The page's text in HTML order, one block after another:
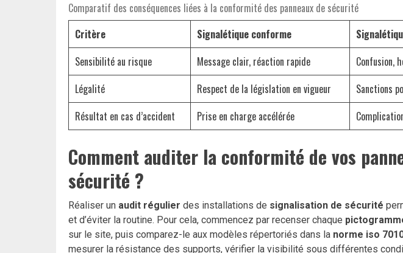
Comparatif des conséquences liées à la conformité des panneaux de sécurité
Critère
Signalétique conforme
Sensibilité au risque
Message clair, réaction rapide
Confusion,
Légalité
Respect de la législation en vigueur
Sanctions
Résultat en cas d’accident
Prise en charge accélérée
Comment auditer la conformité de vos
sécurité ?
Réaliser un audit régulier des installations de signalisation de sécurité
et d’éviter la routine. Pour cela, commencez par recenser chaque
sur le site, puis comparez-le aux modèles répertoriés dans la norme iso
mesurer la résistance des supports, vérifier la visibilité sous différentes